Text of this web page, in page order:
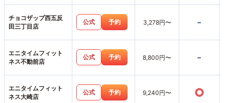
チョコザップ西五反
田三丁目店
公式 予約 3,278円〜 -
エニタイムフィット
ネス不動前店
公式 予約 8,800円〜 -
エニタイムフィット
ネス大崎店
公式 予約 9,240円〜 ○